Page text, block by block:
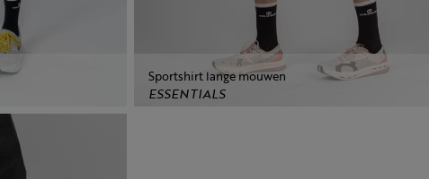
Sportshirt lange mouwen
ESSENTIALS